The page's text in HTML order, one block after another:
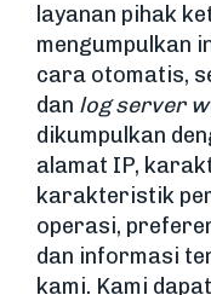
layanan pihak
mengumpulkan
cara otomatis,
dan log server
dikumpulkan
alamat IP,
karakteristik
operasi,
dan informasi
kami. Kami